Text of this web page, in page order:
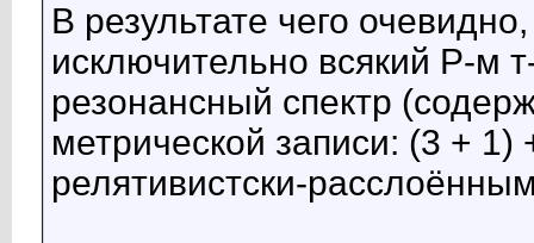
В результате чего
исключительно всякий Р-м
резонансный спектр
метрической записи: (3 + 1)
релятивистски-